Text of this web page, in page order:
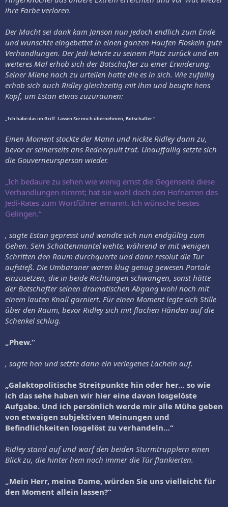
ihre Farbe verloren.
Der Macht sei dank kam Janson nun jedoch endlich zum Ende
und wünschte eingebettet in einen ganzen Haufen Floskeln gute
Verhandlungen. Der Jedi kehrte zu seinem Platz zurück und ein
weiteres Mal erhob sich der Botschafter zu einer Erwiderung.
Seiner Miene nach zu urteilen hatte die es in sich. Wie zufällig
erhob sich auch Ridley gleichzeitig mit ihm und beugte hens
Kopf, um Estan etwas zuzuraunen:
„Ich habe das im Griff. Lassen Sie mich übernehmen, Botschafter.“
Einen Moment stockte der Mann und nickte Ridley dann zu,
bevor er seinerseits ans Rednerpult trat. Unauffällig setzte sich
die Gouverneursperson wieder.
„Ich bedaure zu sehen wie wenig ernst die Gegenseite diese
Verhandlungen nimmt; hat sie wohl doch den Hofnarren des
Jedi-Rates zum Wortführer ernannt. Ich wünsche bestes
Gelingen.“
, sagte Estan gepresst und wandte sich nun endgültig zum
Gehen. Sein Schattenmantel wehte, während er mit wenigen
Schritten den Raum durchquerte und dann resolut die Tür
aufstieß. Die Umbaraner waren klug genug gewesen Portale
einzusetzen, die in beide Richtungen schwangen, sonst hätte
der Botschafter seinen dramatischen Abgang wohl noch mit
einem lauten Knall garniert. Für einen Moment legte sich Stille
über den Raum, bevor Ridley sich mit flachen Händen auf die
Schenkel schlug.
„Phew.“
, sagte hen und setzte dann ein verlegenes Lächeln auf.
„Galaktopolitische Streitpunkte hin oder her… so wie
ich das sehe haben wir hier eine davon losgelöste
Aufgabe. Und ich persönlich werde mir alle Mühe geben
von etwaigen subjektiven Meinungen und
Befindlichkeiten losgelöst zu verhandeln…“
Ridley stand auf und warf den beiden Sturmtrupplern einen
Blick zu, die hinter hem noch immer die Tür flankierten.
„Mein Herr, meine Dame, würden Sie uns vielleicht für
den Moment allein lassen?“